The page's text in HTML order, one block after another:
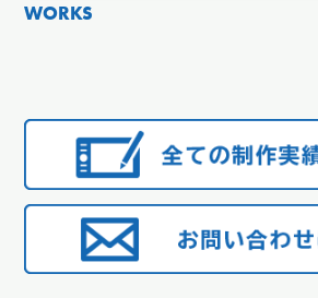
WORKS